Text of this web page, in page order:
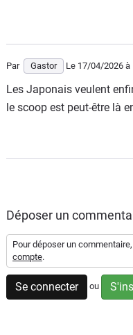
Par Gastor Le 17/04/2026 à
Les Japonais veulent
le scoop est peut-être là
Déposer un
Pour déposer un
compte.
Se connecter ou